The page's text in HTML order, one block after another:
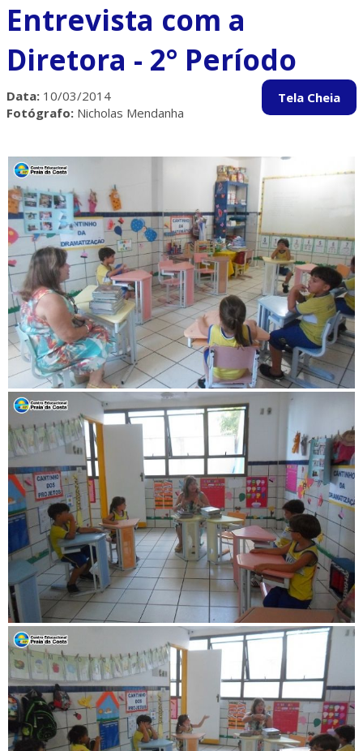
Entrevista com a
Diretora - 2° Período
Data: 10/03/2014
Fotógrafo: Nicholas Mendanha